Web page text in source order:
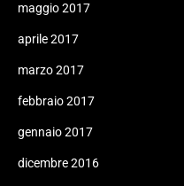
maggio 2017
aprile 2017
marzo 2017
febbraio 2017
gennaio 2017
dicembre 2016